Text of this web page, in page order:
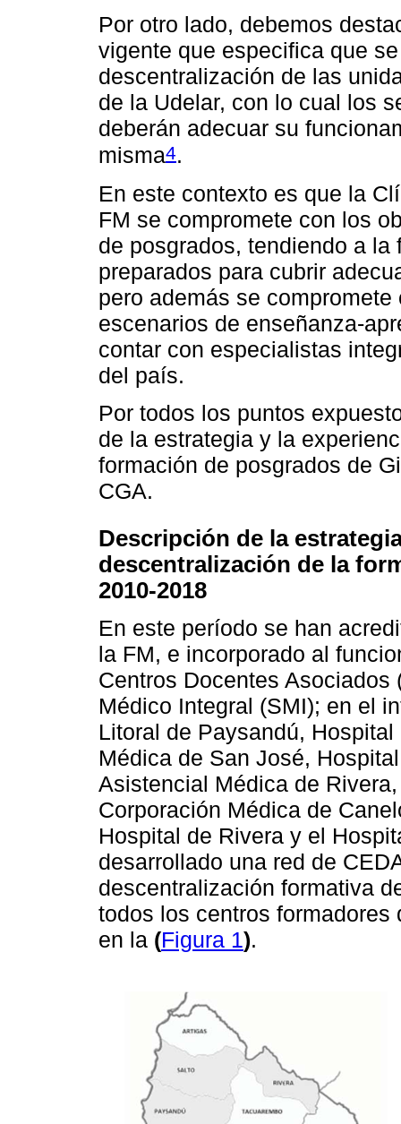
Por otro lado, debemos
vigente que especifica que
descentralización de las
de la Udelar, con lo cual los
deberán adecuar su
misma4.
En este contexto es que la
FM se compromete con los
de posgrados, tendiendo a
preparados para cubrir
pero además se
escenarios de enseñanza-
contar con especialistas
del país.
Por todos los puntos
de la estrategia y la
formación de posgrados de
CGA.
Descripción de la
descentralización de la
2010-2018
En este período se han
la FM, e incorporado al
Centros Docentes
Médico Integral (SMI); en el
Litoral de Paysandú,
Médica de San José,
Asistencial Médica de
Corporación Médica de
Hospital de Rivera y el
desarrollado una red de
descentralización formativa
todos los centros formadores
en la (Figura 1).